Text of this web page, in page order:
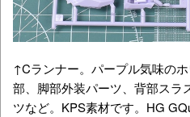
↑Cランナー。パープル気味の
部、脚部外装パーツ、背部スラ
ツなど。KPS素材です。HG